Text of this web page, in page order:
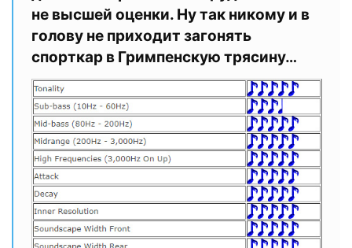
не высшей оценки. Ну так никому и в
голову не приходит загонять
спорткар в Гримпенскую трясину…